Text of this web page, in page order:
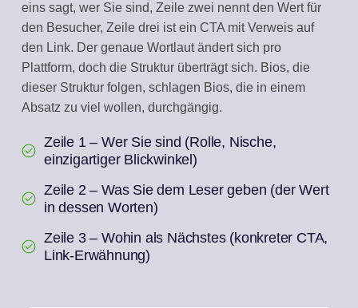
eins sagt, wer Sie sind, Zeile zwei nennt den Wert für
den Besucher, Zeile drei ist ein CTA mit Verweis auf
den Link. Der genaue Wortlaut ändert sich pro
Plattform, doch die Struktur überträgt sich. Bios, die
dieser Struktur folgen, schlagen Bios, die in einem
Absatz zu viel wollen, durchgängig.
Zeile 1 – Wer Sie sind (Rolle, Nische,
einzigartiger Blickwinkel)
Zeile 2 – Was Sie dem Leser geben (der Wert
in dessen Worten)
Zeile 3 – Wohin als Nächstes (konkreter CTA,
Link-Erwähnung)